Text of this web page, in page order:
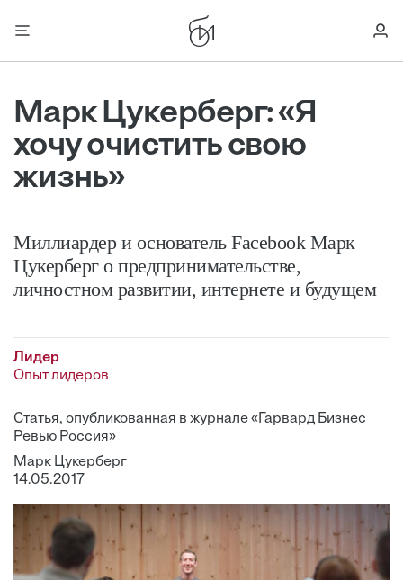
Марк Цукерберг: «Я
хочу очистить свою
жизнь»
Миллиардер и основатель Facebook Марк
Цукерберг о предпринимательстве,
личностном развитии, интернете и будущем
Лидер
Опыт лидеров
Статья, опубликованная в журнале «Гарвард Бизнес
Ревью Россия»
Марк Цукерберг
14.05.2017